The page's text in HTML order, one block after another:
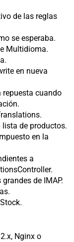
de las reglas
se esperaba.
Multidioma.
en nueva
repuesta cuando
de productos.
en la
a
de IMAP.
Nginx o